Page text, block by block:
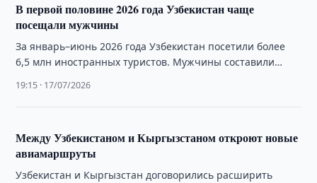
В первой половине 2026 года Узбекистан чаще
посещали мужчины
За январь–июнь 2026 года Узбекистан посетили более
6,5 млн иностранных туристов. Мужчины составили
19:15 · 17/07/2026
Между Узбекистаном и Кыргызстаном откроют новые
авиамаршруты
Узбекистан и Кыргызстан договорились расширить